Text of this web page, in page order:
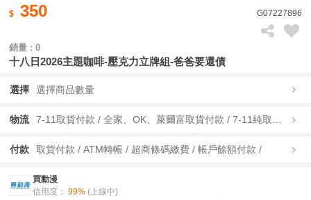
350 G07227896
銷量 : 0
十八日2026主題咖啡-壓克力立牌組-爸爸要還債
選擇 選擇商品數量
物流
付款 取貨付款 / ATM轉帳 / 超商條碼繳費 / 帳戶餘額付款 /
買動漫
信用度： 99% (上線中)